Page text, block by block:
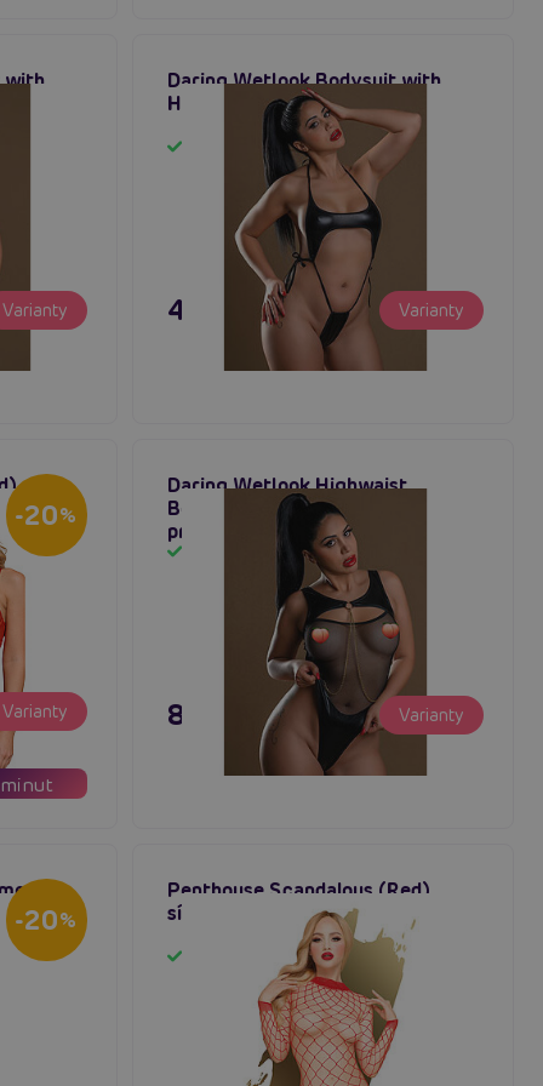
with
Varianty
Daring Wetlook Bodysuit with
Halter, dámský body
495 Kč Varianty
-20%
minut
Varianty
Daring Wetlook Highwaist
Bodysuit with Chain, dámské
průhledné body
895 Kč Varianty
-20%
Penthouse Scandalous (Red),
síťované bodýčko